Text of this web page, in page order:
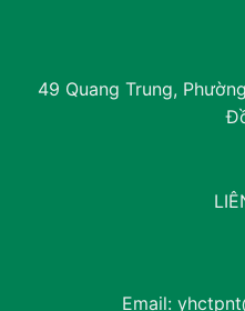
49 Quang Trung,
Email: